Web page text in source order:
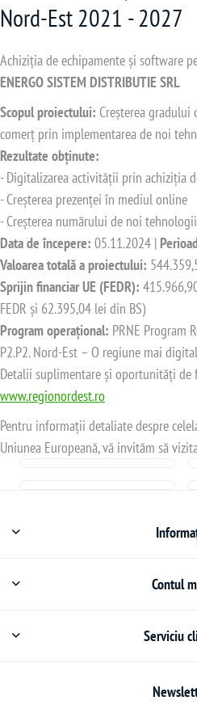
Nord-Est 2021 - 2027
Achiziția de echipamente și software
ENERGO SISTEM DISTRIBUTIE SRL
Scopul proiectului: Creșterea
comerț prin implementarea de noi
Rezultate obținute:
- Digitalizarea activității prin achiziția
- Creșterea prezenței în mediul online
- Creșterea numărului de noi
Data de începere: 05.11.2024 |
Valoarea totală a proiectului:
Sprijin financiar UE (FEDR):
FEDR și 62.395,04 lei din BS)
Program operațional: PRNE Program
P2.P2. Nord-Est – O regiune mai
Detalii suplimentare și oportunități de
www.regionordest.ro
Pentru informații detaliate despre
Uniunea Europeană, vă invităm să
Contul
Serviciu